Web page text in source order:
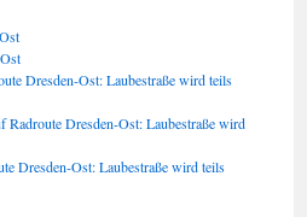
Dresden-Ost: Laubestraße wird teils
Radroute Dresden-Ost: Laubestraße wird
Dresden-Ost: Laubestraße wird teils